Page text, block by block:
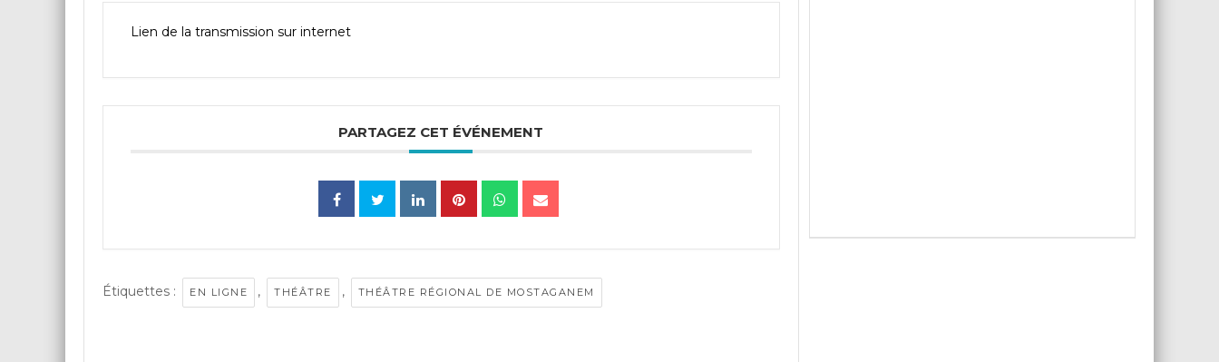
Lien de la transmission sur internet
PARTAGEZ CET ÉVÉNEMENT
Étiquettes : EN LIGNE , THÉÂTRE , THÉÂTRE RÉGIONAL DE MOSTAGANEM